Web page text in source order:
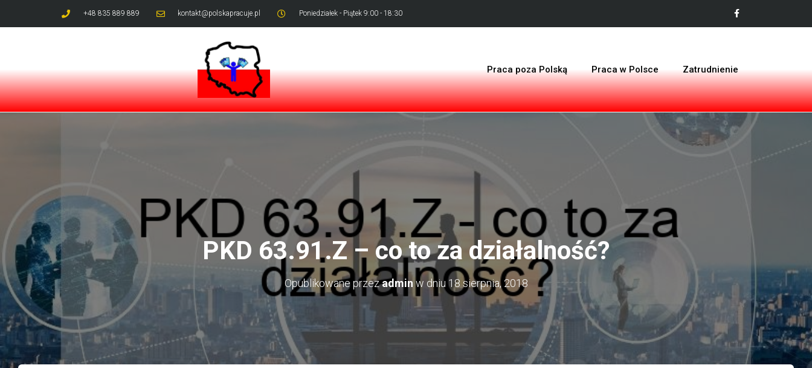
+48 835 889 889 kontakt@polskapracuje.pl Poniedziałek - Piątek 9:00 - 18:30
Praca poza Polską Praca w Polsce Zatrudnienie
PKD 63.91.Z – co to za działalność?
Opublikowane przezadmin w dniu 18 sierpnia, 2018